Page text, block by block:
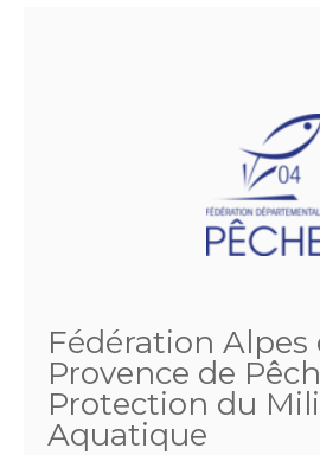
Fédération Alpes
Provence de
Protection du
Aquatique